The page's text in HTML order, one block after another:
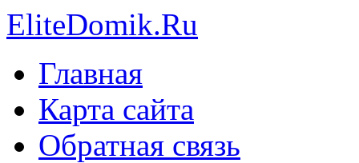
EliteDomik.Ru
Главная
Карта сайта
Обратная связь